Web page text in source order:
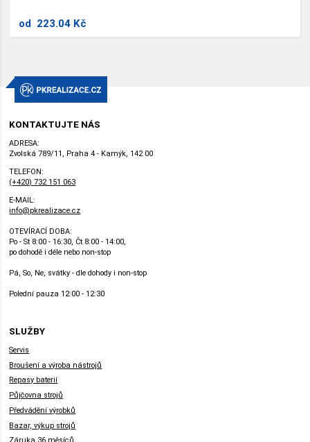
od 223.04 Kč
KONTAKTUJTE NÁS
ADRESA:
Zvolská 789/11, Praha 4 - Kamýk, 142 00
TELEFON:
(+420) 732 151 063
E-MAIL:
info@pkrealizace.cz
OTEVÍRACÍ DOBA:
Po - St 8:00 - 16:30, Čt 8:00 - 14:00,
po dohodě i déle nebo non-stop
Pá, So, Ne, svátky - dle dohody i non-stop
Polední pauza 12:00 - 12:30
SLUŽBY
Servis
Broušení a výroba nástrojů
Repasy baterií
Půjčovna strojů
Předvádění výrobků
Bazar, výkup strojů